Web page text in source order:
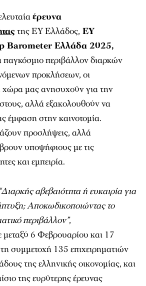
έρευνα
της ΕΥ Ελλάδος, EY
Barometer Ελλάδα 2025,
παγκόσμιο περιβάλλον διαρκών
προκλήσεων, οι
χώρα μας ανησυχούν για την
αλλά εξακολουθούν να
έμφαση στην καινοτομία.
προσλήψεις, αλλά
υποψήφιους με τις
και εμπειρία.
“Διαρκής αβεβαιότητα ή ευκαιρία για
Αποκωδικοποιώντας το
περιβάλλον”,
6 Φεβρουαρίου και 17
συμμετοχή 135 επιχειρηματιών
της ελληνικής οικονομίας, και
της ευρύτερης έρευνας